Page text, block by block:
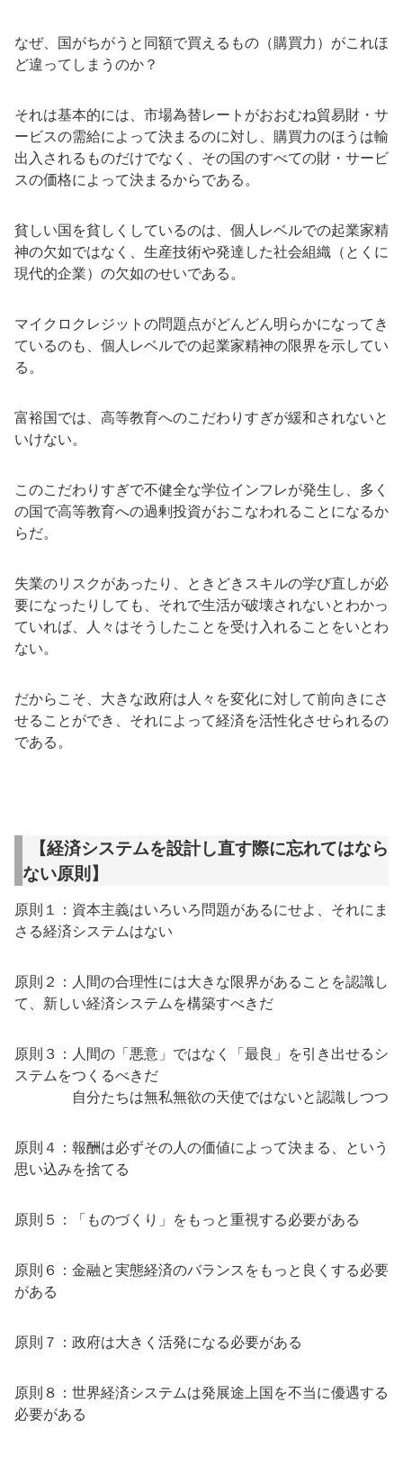
なぜ、国がちがうと同額で買えるもの（購買力）がこれほ
ど違ってしまうのか？
それは基本的には、市場為替レートがおおむね貿易財・サ
ービスの需給によって決まるのに対し、購買力のほうは輸
出入されるものだけでなく、その国のすべての財・サービ
スの価格によって決まるからである。
貧しい国を貧しくしているのは、個人レベルでの起業家精
神の欠如ではなく、生産技術や発達した社会組織（とくに
現代的企業）の欠如のせいである。
マイクロクレジットの問題点がどんどん明らかになってき
ているのも、個人レベルでの起業家精神の限界を示してい
る。
富裕国では、高等教育へのこだわりすぎが緩和されないと
いけない。
このこだわりすぎで不健全な学位インフレが発生し、多く
の国で高等教育への過剰投資がおこなわれることになるか
らだ。
失業のリスクがあったり、ときどきスキルの学び直しが必
要になったりしても、それで生活が破壊されないとわかっ
ていれば、人々はそうしたことを受け入れることをいとわ
ない。
だからこそ、大きな政府は人々を変化に対して前向きにさ
せることができ、それによって経済を活性化させられるの
である。
【経済システムを設計し直す際に忘れてはなら
ない原則】
原則１：資本主義はいろいろ問題があるにせよ、それにま
さる経済システムはない
原則２：人間の合理性には大きな限界があることを認識し
て、新しい経済システムを構築すべきだ
原則３：人間の「悪意」ではなく「最良」を引き出せるシ
ステムをつくるべきだ
自分たちは無私無欲の天使ではないと認識しつつ
原則４：報酬は必ずその人の価値によって決まる、という
思い込みを捨てる
原則５：「ものづくり」をもっと重視する必要がある
原則６：金融と実態経済のバランスをもっと良くする必要
がある
原則７：政府は大きく活発になる必要がある
原則８：世界経済システムは発展途上国を不当に優遇する
必要がある